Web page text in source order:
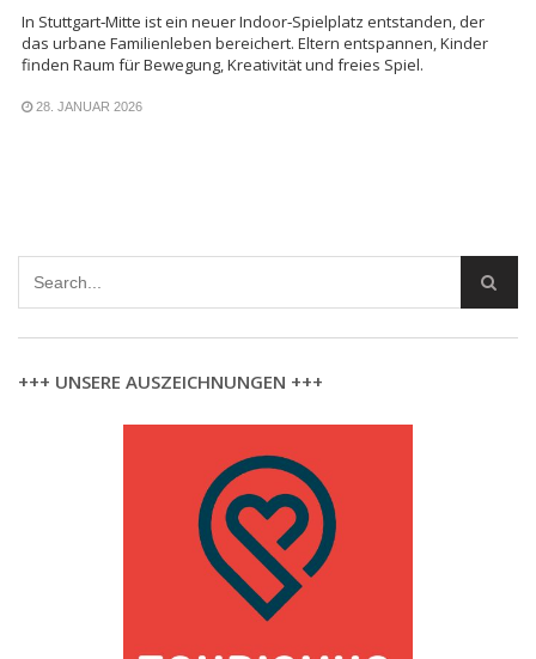
In Stuttgart‑Mitte ist ein neuer Indoor‑Spielplatz entstanden, der
das urbane Familienleben bereichert. Eltern entspannen, Kinder
finden Raum für Bewegung, Kreativität und freies Spiel.
28. JANUAR 2026
+++ UNSERE AUSZEICHNUNGEN +++